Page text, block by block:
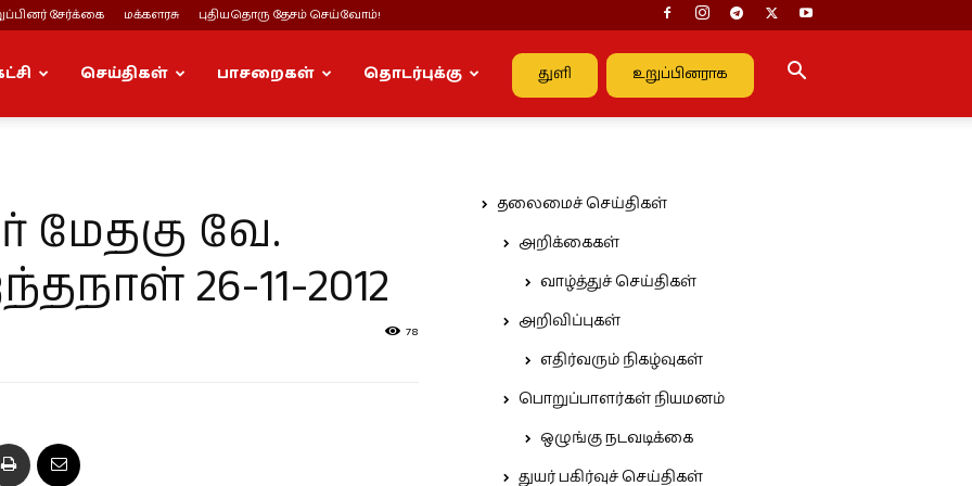
சேர்க்கை மக்களரசு புதியதொரு தேசம் செய்வோம்!
துளி உறுப்பினராக
செய்திகள் பாசறைகள் தொடர்புக்கு
மேதகு வே.
26-11-2012
78
தலைமைச் செய்திகள்
அறிக்கைகள்
வாழ்த்துச் செய்திகள்
அறிவிப்புகள்
எதிர்வரும் நிகழ்வுகள்
பொறுப்பாளர்கள் நியமனம்
ஒழுங்கு நடவடிக்கை
துயர் பகிர்வுச் செய்திகள்